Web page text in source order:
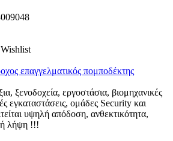
Wishlist
ξενοδοχεία, εργοστάσια, βιομηχανικές
εγκαταστάσεις, ομάδες Security και
υψηλή απόδοση, ανθεκτικότητα,
λήψη !!!